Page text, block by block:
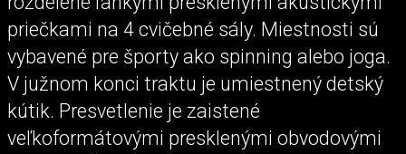
priečkami na 4 cvičebné sály. Miestnosti sú
vybavené pre športy ako spinning alebo joga.
V južnom konci traktu je umiestnený detský
kútik. Presvetlenie je zaistené
veľkoformátovými presklenými obvodovými